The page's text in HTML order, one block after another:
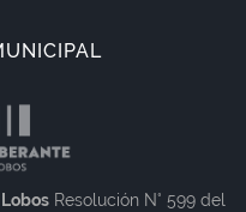
Resolución N° 599 del